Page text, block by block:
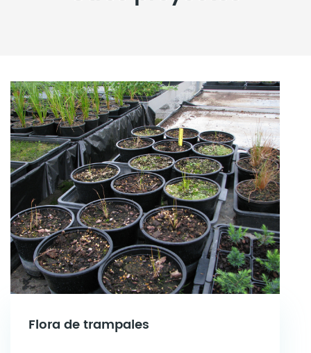
Flora de trampales